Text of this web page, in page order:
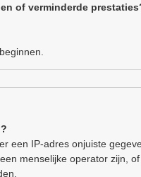
of verminderde
een IP-adres onjuiste
menselijke operator zijn,